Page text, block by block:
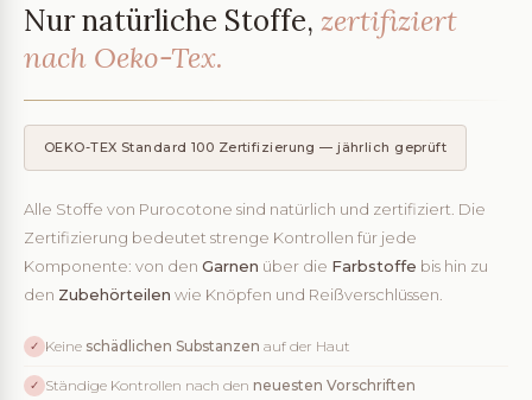
Nur natürliche Stoffe, zertifiziert
nach Oeko-Tex.
OEKO-TEX Standard 100 Zertifizierung — jährlich geprüft
Alle Stoffe von Purocotone sind natürlich und zertifiziert. Die
Zertifizierung bedeutet strenge Kontrollen für jede
Komponente: von den Garnen über die Farbstoffe bis hin zu
den Zubehörteilen wie Knöpfen und Reißverschlüssen.
✓ Keine schädlichen Substanzen auf der Haut
✓ Ständige Kontrollen nach den neuesten Vorschriften